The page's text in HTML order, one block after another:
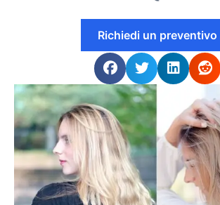
Richiedi un preventivo